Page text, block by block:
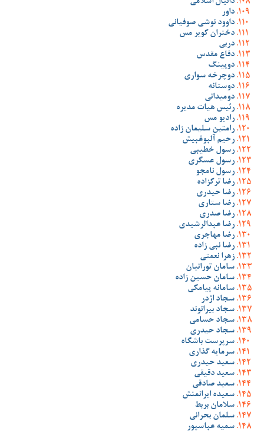
دانیال اسلامی
داور
داوود نوشی صوفیانی
دختران کویر مس
دربی
دفاع مقدس
دوپینگ
دوچرخه سواری
دوستانه
دومیدانی
رئیس هیات مدیره
رادیو مس
رامتین سلیمان زاده
رحیم آلبوغبیش
رسول خطیبی
رسول عسگری
رسول نامجو
رضا ترکزاده
رضا حیدری
رضا ستاری
رضا صدری
رضا عبدالرشیدی
رضا مهاجری
رضا نبی زاده
زهرا نعمتی
سامان تورانیان
سامان حسین زاده
سامانه پیامکی
سجاد اژدر
سجاد بیرانوند
سجاد حسامی
سجاد حیدری
سرپرست باشگاه
سرمایه گذاری
سعید حیدری
سعید دقیقی
سعید صادقی
سعیده ایرانمنش
سلامان بربط
سلمان بحرانی
سمیه عباسپور